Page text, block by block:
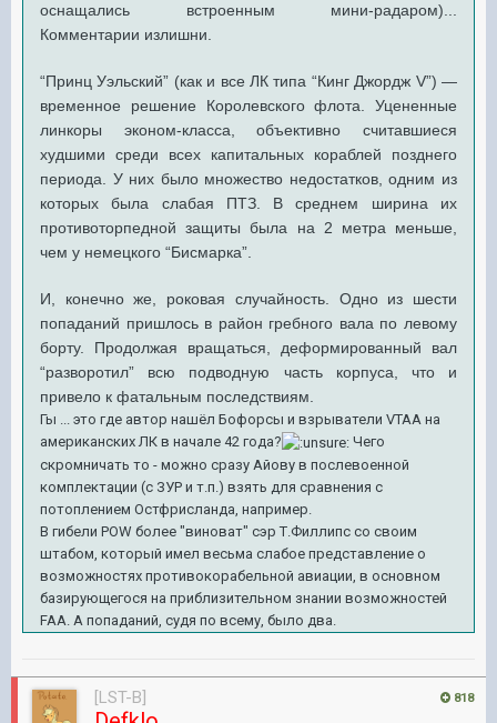
оснащались встроенным мини-радаром)...
Комментарии излишни.
“Принц Уэльский” (как и все ЛК типа “Кинг Джордж V”) —
временное решение Королевского флота. Уцененные
линкоры эконом-класса, объективно считавшиеся
худшими среди всех капитальных кораблей позднего
периода. У них было множество недостатков, одним из
которых была слабая ПТЗ. В среднем ширина их
противоторпедной защиты была на 2 метра меньше,
чем у немецкого “Бисмарка”.
И, конечно же, роковая случайность. Одно из шести
попаданий пришлось в район гребного вала по левому
борту. Продолжая вращаться, деформированный вал
“разворотил” всю подводную часть корпуса, что и
привело к фатальным последствиям.
Гы ... это где автор нашёл Бофорсы и взрыватели VTAA на
американских ЛК в начале 42 года?
Чего
скромничать то - можно сразу Айову в послевоенной
комплектации (с ЗУР и т.п.) взять для сравнения с
потоплением Остфрисланда, например.
В гибели POW более "виноват" сэр Т.Филлипс со своим
штабом, который имел весьма слабое представление о
возможностях противокорабельной авиации, в основном
базирующегося на приблизительном знании возможностей
FAA. А попаданий, судя по всему, было два.
818
[LST-B]